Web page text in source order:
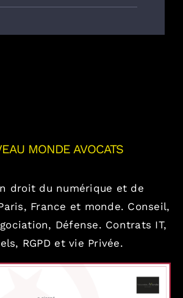
MONDE AVOCATS
droit du numérique et de
France et monde. Conseil,
Défense. Contrats IT,
RGPD et vie Privée.